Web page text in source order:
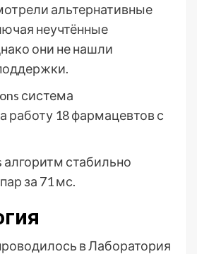
альтернативные
неучтённые
они не нашли
система
работу 18 фармацевтов с
алгоритм стабильно
за 71 мс.
в Лаборатория